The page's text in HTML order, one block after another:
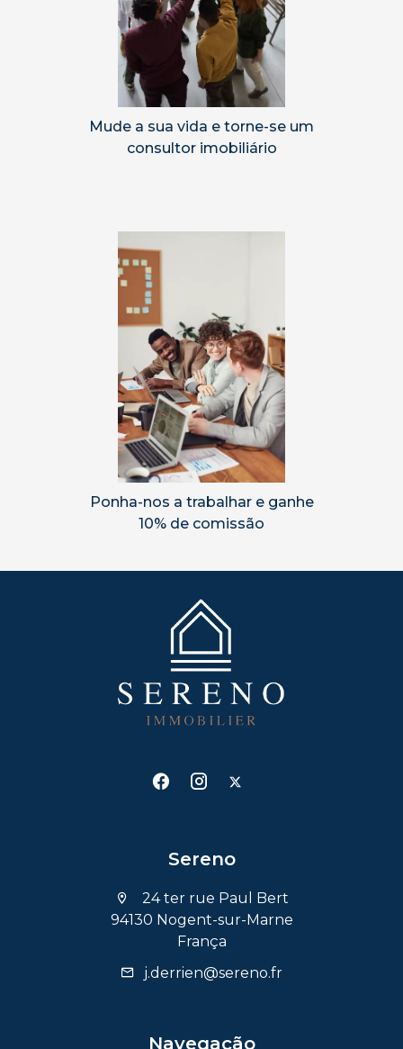
Mude a sua vida e torne-se um
consultor imobiliário
Ponha-nos a trabalhar e ganhe
10% de comissão
Sereno
24 ter rue Paul Bert
94130 Nogent-sur-Marne
França
j.derrien@sereno.fr
Navegação